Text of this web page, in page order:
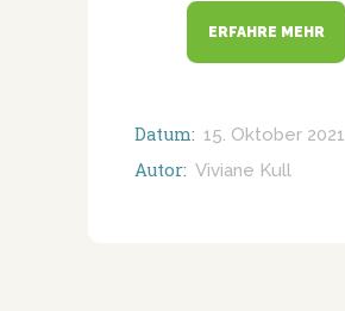
ERFAHRE MEHR
Datum: 15. Oktober 2021
Autor: Viviane Kull